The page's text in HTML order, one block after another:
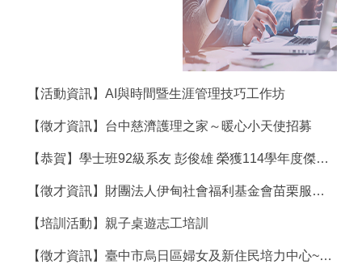
【活動資訊】AI與時間暨生涯管理技巧工作坊
【徵才資訊】台中慈濟護理之家～暖心小天使招募
【恭賀】學士班92級系友 彭俊雄 榮獲114學年度傑出系友
【徵才資訊】財團法人伊甸社會福利基金會苗栗服務中心~招募社工員(師)
【培訓活動】親子桌遊志工培訓
【徵才資訊】臺中市烏日區婦女及新住民培力中心~徵社工師/社工員